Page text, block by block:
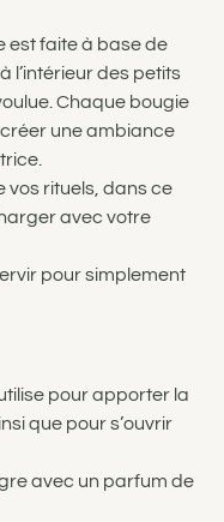
est faite à base de
l’intérieur des petits
Chaque bougie
une ambiance
vos rituels, dans ce
avec votre
pour simplement
pour apporter la
que pour s’ouvrir
avec un parfum de